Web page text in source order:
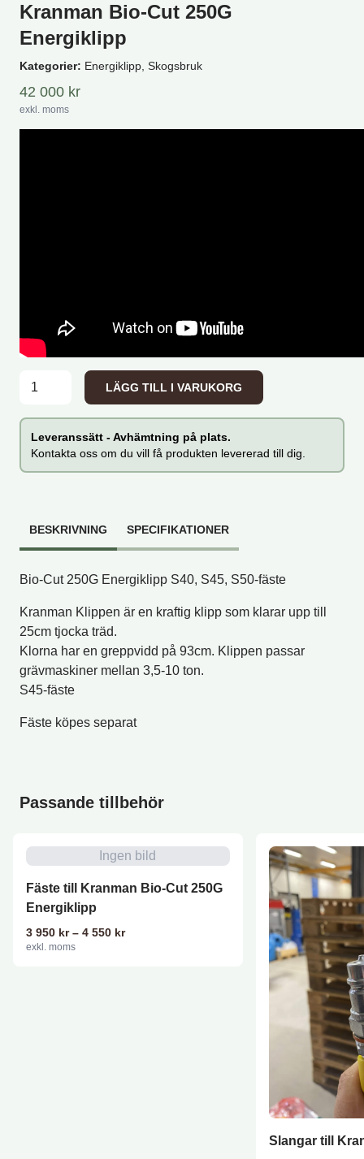
Kranman Bio-Cut 250G
Energiklipp
Kategorier: Energiklipp, Skogsbruk
42 000 kr
exkl. moms
Kranman Bio-Cut 250G Energiklipp mängd
LÄGG TILL I VARUKORG
Leveranssätt - Avhämtning på plats.
Kontakta oss om du vill få produkten levererad till dig.
BESKRIVNING SPECIFIKATIONER
Bio-Cut 250G Energiklipp S40, S45, S50-fäste
Kranman Klippen är en kraftig klipp som klarar upp till
25cm tjocka träd.
Klorna har en greppvidd på 93cm. Klippen passar
grävmaskiner mellan 3,5-10 ton.
S45-fäste
Fäste köpes separat
Passande tillbehör
Ingen bild
Fäste till Kranman Bio-Cut 250G
Energiklipp
3 950 kr – 4 550 krPrisintervall: 3 950 kr till 4 550 kr
exkl. moms
Slangar till